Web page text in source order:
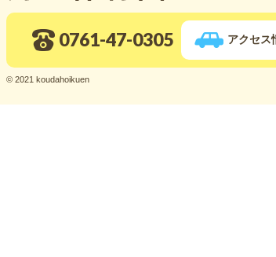
0761-47-0305 アクセス
© 2021 koudahoikuen